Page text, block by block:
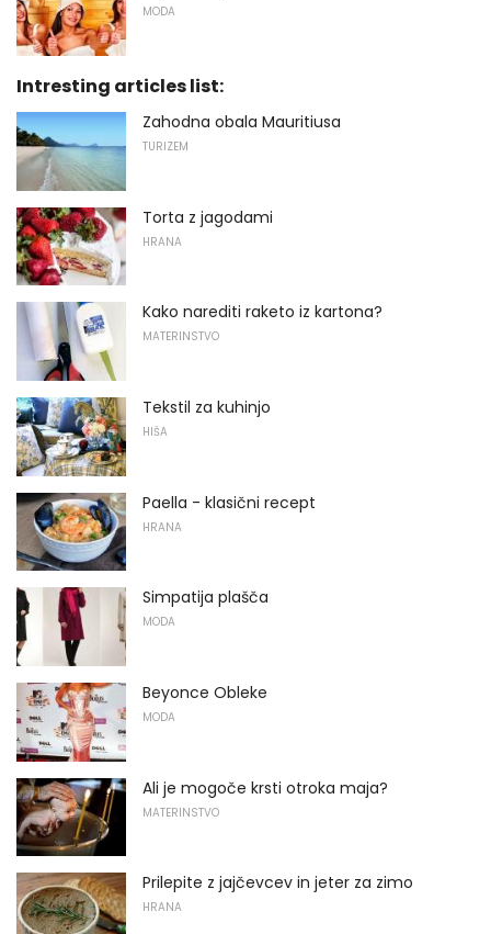
MODA
Intresting articles list:
Zahodna obala Mauritiusa
TURIZEM
Torta z jagodami
HRANA
Kako narediti raketo iz kartona?
MATERINSTVO
Tekstil za kuhinjo
HIŠA
Paella - klasični recept
HRANA
Simpatija plašča
MODA
Beyonce Obleke
MODA
Ali je mogoče krsti otroka maja?
MATERINSTVO
Prilepite z jajčevcev in jeter za zimo
HRANA